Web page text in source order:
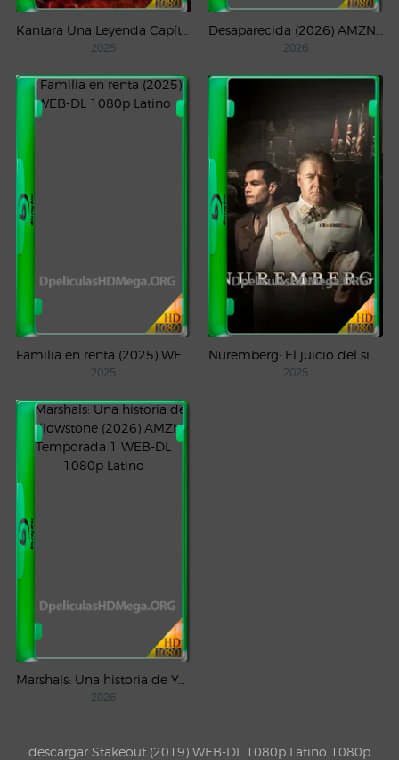
2025 2026
2025 2025
Marshals: Una historia de Yellowstone (2026) AMZN Temporada 1 WEB-DL 1080p Latino
2026
descargar Stakeout (2019) WEB-DL 1080p Latino 1080p